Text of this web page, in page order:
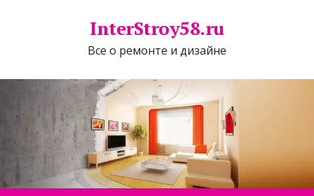
InterStroy58.ru
Все о ремонте и дизайне